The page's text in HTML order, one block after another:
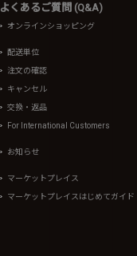
よくあるご質問 (Q&A)
オンラインショッピング
配送単位
注文の確認
キャンセル
交換・返品
For International Customers
お知らせ
マーケットプレイス
マーケットプレイスはじめてガイド